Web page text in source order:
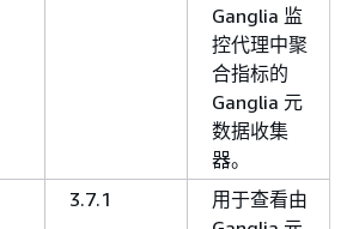
Ganglia 监
控代理中聚
合指标的
Ganglia 元
数据收集
器。
3.7.1
用于查看由